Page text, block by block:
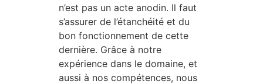
n’est pas un acte anodin. Il faut
s’assurer de l’étanchéité et du
bon fonctionnement de cette
dernière. Grâce à notre
expérience dans le domaine, et
aussi à nos compétences, nous